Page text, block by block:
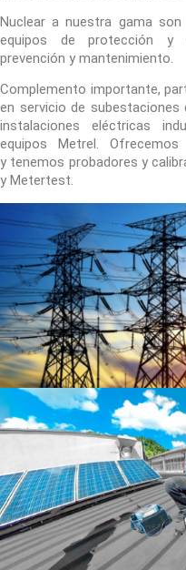
Nuclear a nuestra gama
equipos de protección y
prevención y mantenimiento.
Complemento importante,
en servicio de
instalaciones eléctricas
equipos Metrel. Ofrecemos
y tenemos probadores y
y Metertest.